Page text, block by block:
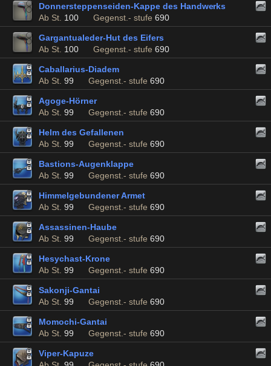
Donnersteppenseiden-Kappe des Handwerks
Ab St. 100 Gegenst.- stufe 690
Gargantualeder-Hut des Eifers
Ab St. 100 Gegenst.- stufe 690
Caballarius-Diadem
Ab St. 99 Gegenst.- stufe 690
Agoge-Hörner
Ab St. 99 Gegenst.- stufe 690
Helm des Gefallenen
Ab St. 99 Gegenst.- stufe 690
Bastions-Augenklappe
Ab St. 99 Gegenst.- stufe 690
Himmelgebundener Armet
Ab St. 99 Gegenst.- stufe 690
Assassinen-Haube
Ab St. 99 Gegenst.- stufe 690
Hesychast-Krone
Ab St. 99 Gegenst.- stufe 690
Sakonji-Gantai
Ab St. 99 Gegenst.- stufe 690
Momochi-Gantai
Ab St. 99 Gegenst.- stufe 690
Viper-Kapuze